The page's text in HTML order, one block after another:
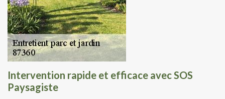
Intervention rapide et efficace avec SOS
Paysagiste